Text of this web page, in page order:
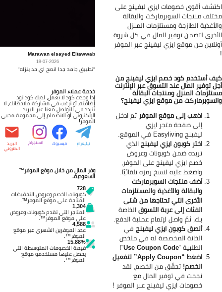
أقوى خصومات ايزي ليفينج على
منتجات السوبرماركت والبقالة
الطازجة ومستلزمات المنزل
لتضمن توفير المال في كل شروة
من موقع ايزي ليفينج عبر الموفر
أستخدم كود خصم ايزي ليفينج من
توفير المال عند التسوق عبر الإنترنت
المنزل ومنتجات البقالة
من موقع ايزي ليفينج؟
اذهب إلى موقع الموفرثم ادخل
إلى صفحة متجر ايزي
ليفينجEasyliving في الموقع.
اختر كوبون ايزي ليفينجالذي
تريده ضمن كوبونات وعروض
خصم ايزي ليفينج على الموفر،
واضغط عليه لنسخ رمزه تلقائيًا.
أضف منتجات السوبرماركت
والبقالة والأغذية والمستلزمات
الأخرى التي تحتاجها من شتى
الفئات إلى عربة التسوقالخاصة
بك، ثمّ واصل لإتمام عملية الدفع.
ألصق كوبون ايزي ليفينجفي
الخانة المخصصة له في ملخص
الطلبية “Use Coupon Code
“!
اضغط “Apply Coupon” لتفعيل
الخصم!تحقّق من الخصم، لقد
نجحت في توفير المال مع
خصومات ايزي ليفينج عبر الموفر!
Marawan elsayed Eltawwab
19-07-2026
"تطبيق جامد جدا انصح اي حد ينزله"
خدمة عملاء الموفر
إذا وجدت كود لا يعمل، لديك كود تود
إضافته، أو ترغب في مشاركة ملاحظاتك، لا
تتردد في التواصل معنا عبر البريد
الإلكتروني أو الانضمام إلى مجموعة محبي
الموفر!
تيليغرام فيسبوك انستجرام البريد
الكتروني
وفر المال من خلال موقع الموفر™
السعودية.
728
كوبونات الخصم وعروض التخفيضات
المتاحة على موقع الموفر™.
1,304
المتاجر التي تقدم كوبونات وعروض
على موقع الموفر™.
4,588
عدد الموفرين الشهري عبر موقع
الموفر™.
15.88%
قيمة الخصومات المتوسطة التي
يحصل عليها مستخدمو موقع
الموفر™.